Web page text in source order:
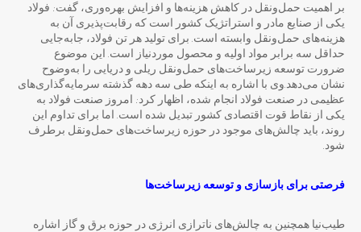
بر اهمیت حمل‌ونقل در کاهش هزینه‌ها و افزایش بهره‌وری، گفت: فولاد
یکی از صنایع مادر و استراتژیک کشور است که رقابت‌پذیری آن به
هزینه‌های حمل‌ونقل وابسته است. برای تولید هر تن فولاد، جابه‌جایی
حداقل سه برابر مواد اولیه و محصول موردنیاز است. این موضوع
ضرورت توسعه زیرساخت‌های حمل‌ونقل ریلی و دریایی را به‌وضوح
نشان می‌دهد.وی با اشاره به اینکه طی سه دهه گذشته سرمایه‌گذاری‌های
عظیمی در صنعت فولاد انجام شده، اظهار کرد: امروز صنعت فولاد به
یکی از نقاط قوت اقتصادی کشور تبدیل شده است. اما برای تداوم این
روند، باید چالش‌های موجود در حوزه زیرساخت‌های حمل‌ونقل برطرف
شود.
فرصتی برای بازسازی و توسعه زیرساختها
طیب‌نیا همچنین به چالش‌های ناترازی انرژی در حوزه برق و گاز اشاره